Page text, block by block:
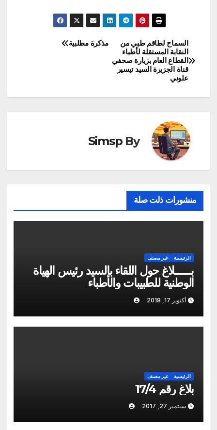
تصفّح
المقالات
مذكرة مطلبية
السماح لطاقم طبي من
النقابة المستقلة لأطباء
القطاع العام بزيارة صحفي
قناة الجزيرة السيد تيسير
علوني
By
Simsp
منشورات ذلت صلة
الرئيسية غير مصنف
بــــــلاغ حول اللقاء بالسيد رئيس الهياة
الوطنية للطبيبات والأطباء
أكتوبر 17, 2018
الرئيسية غير مصنف
بلاغ رقم 17/4
سبتمبر 27, 2017